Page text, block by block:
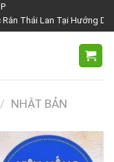
Hướng Dẫn Viên Shop |
/ NHẬT BẢN